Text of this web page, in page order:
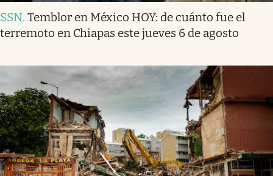
SSN. Temblor en México HOY: de cuánto fue el
terremoto en Chiapas este jueves 6 de agosto